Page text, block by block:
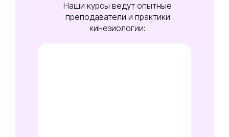
Наши курсы ведут опытные
преподаватели и практики
кинезиологии: